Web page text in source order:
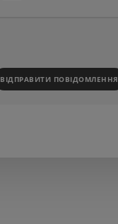
ВІДПРАВИТИ ПОВІДОМЛЕННЯ